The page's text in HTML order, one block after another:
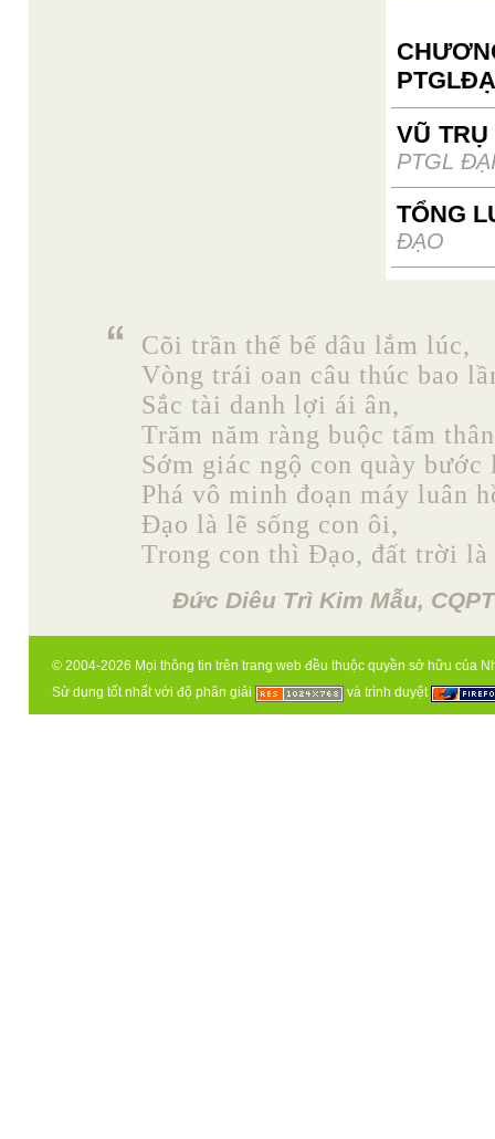
VŨ
PTGL
TỔNG
ĐẠO
Cõi trần thế bể dâu lắm lúc,
Vòng trái oan câu thúc bao
Sắc tài danh lợi ái ân,
Trăm năm ràng buộc tấm
Sớm giác ngộ con quày bước
Phá vô minh đoạn máy luân
Đạo là lẽ sống con ôi,
Trong con thì Đạo, đất trời là
Đức Diêu Trì Kim Mẫu,
© 2004-2026 Mọi thông tin trên trang web đều thuộc quyền sở hữu của
Sử dụng tốt nhất với độ phân giải
và trình duyệt